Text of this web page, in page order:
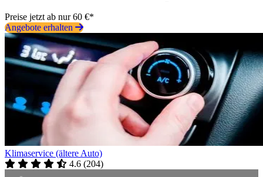
Preise jetzt ab nur 60 €*
Angebote erhalten
Klimaservice (ältere Auto)
4.6 (204)